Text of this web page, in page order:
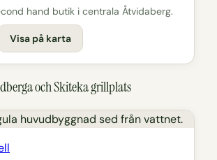
hand butik i centrala Åtvidaberg.
Visa på karta
och Skiteka grillplats